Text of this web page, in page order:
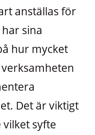
anställas för
sina
hur mycket
Det är viktigt
syfte